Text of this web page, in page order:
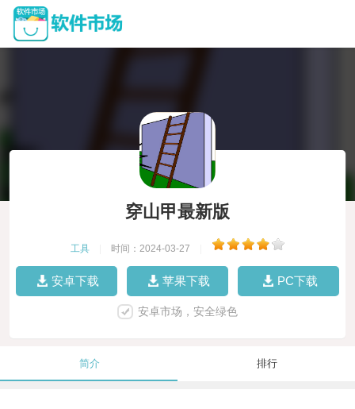
穿山甲最新版
工具 时间：2024-03-27
安卓下载 苹果下载 PC下载
安卓市场，安全绿色
简介 排行